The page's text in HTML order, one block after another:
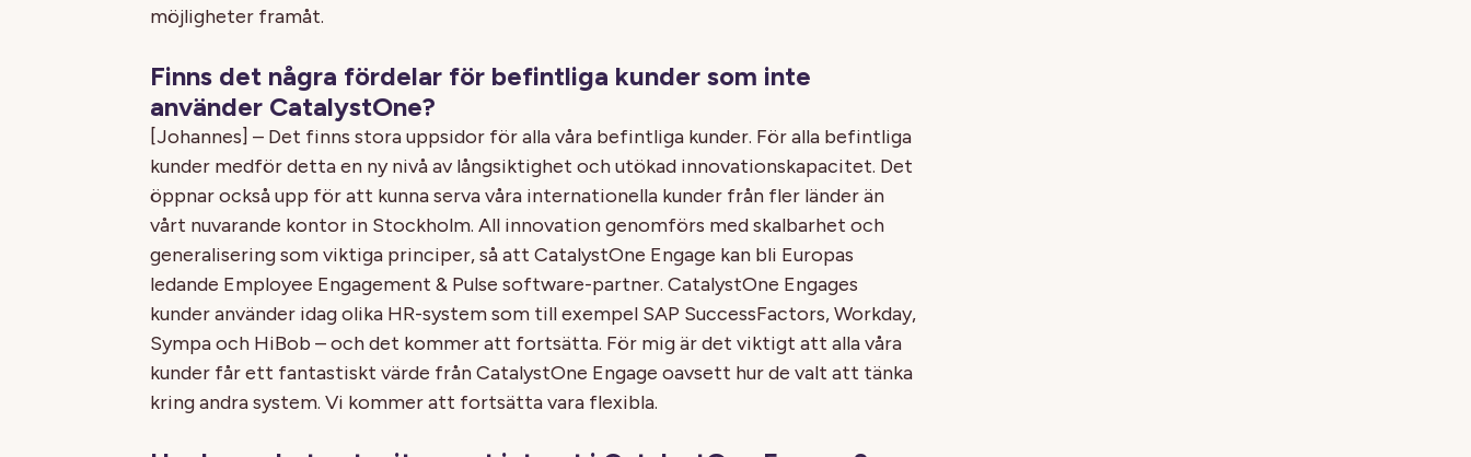
möjligheter framåt.
Finns det några fördelar för befintliga kunder som inte
använder CatalystOne?
[Johannes] – Det finns stora uppsidor för alla våra befintliga kunder. För alla befintliga
kunder medför detta en ny nivå av långsiktighet och utökad innovationskapacitet. Det
öppnar också upp för att kunna serva våra internationella kunder från fler länder än
vårt nuvarande kontor in Stockholm. All innovation genomförs med skalbarhet och
generalisering som viktiga principer, så att CatalystOne Engage kan bli Europas
ledande Employee Engagement & Pulse software-partner. CatalystOne Engages
kunder använder idag olika HR-system som till exempel SAP SuccessFactors, Workday,
Sympa och HiBob – och det kommer att fortsätta. För mig är det viktigt att alla våra
kunder får ett fantastiskt värde från CatalystOne Engage oavsett hur de valt att tänka
kring andra system. Vi kommer att fortsätta vara flexibla.